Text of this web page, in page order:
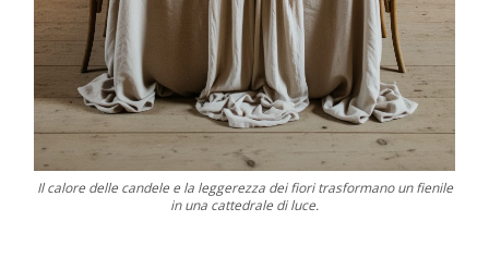
Il calore delle candele e la leggerezza dei fiori trasformano un fienile
in una cattedrale di luce.